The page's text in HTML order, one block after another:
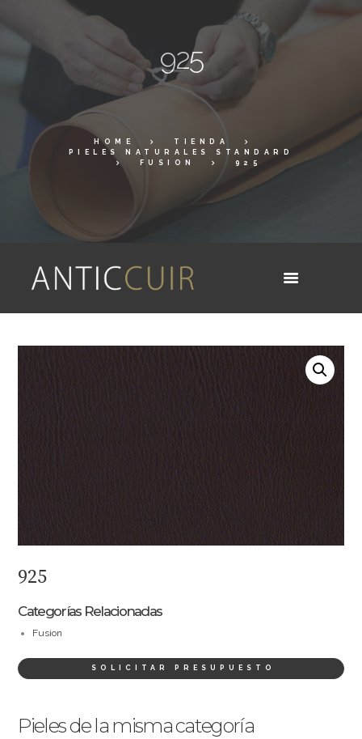
925
HOME
TIENDA
PIELES NATURALES STANDARD
FUSION
925
925
Categorías Relacionadas
Fusion
SOLICITAR PRESUPUESTO
Pieles de la misma categoría